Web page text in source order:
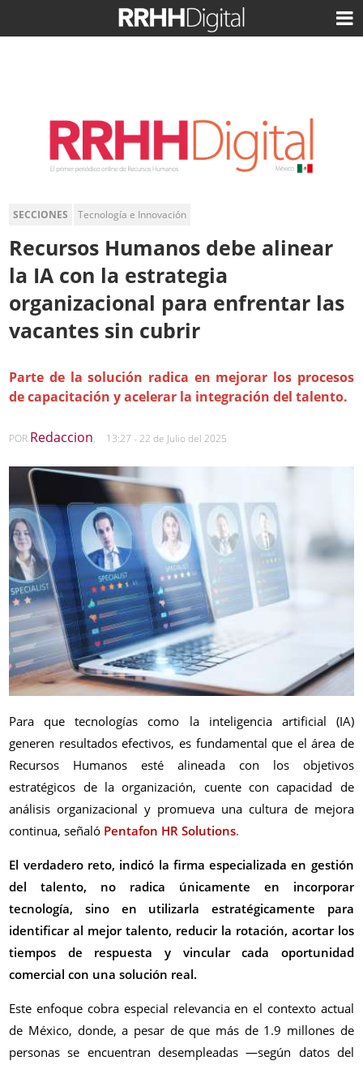
SECCIONES Tecnología e Innovación
Recursos Humanos debe alinear
la IA con la estrategia
organizacional para enfrentar las
vacantes sin cubrir
Parte de la solución radica en mejorar los procesos
de capacitación y acelerar la integración del talento.
POR Redaccion, 13:27 - 22 de Julio del 2025
Para que tecnologías como la inteligencia artificial (IA)
generen resultados efectivos, es fundamental que el área de
Recursos Humanos esté alineada con los objetivos
estratégicos de la organización, cuente con capacidad de
análisis organizacional y promueva una cultura de mejora
continua, señaló Pentafon HR Solutions.
El verdadero reto, indicó la firma especializada en gestión
del talento, no radica únicamente en incorporar
tecnología, sino en utilizarla estratégicamente para
identificar al mejor talento, reducir la rotación, acortar los
tiempos de respuesta y vincular cada oportunidad
comercial con una solución real.
Este enfoque cobra especial relevancia en el contexto actual
de México, donde, a pesar de que más de 1.9 millones de
personas se encuentran desempleadas —según datos del